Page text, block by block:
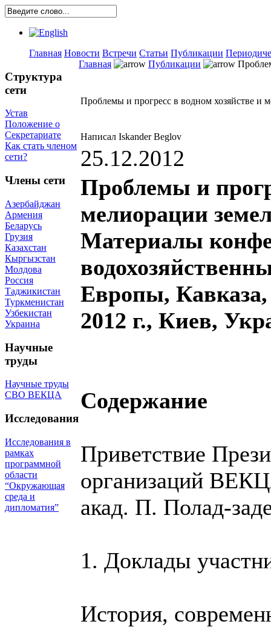
Главная Новости Встречи Статьи Публикации
Структура
сети
Устав
Положение о
Секретариате
Как стать членом
сети?
Члены сети
Азербайджан
Армения
Беларусь
Грузия
Казахстан
Кыргызстан
Молдова
Россия
Таджикистан
Туркменистан
Узбекистан
Украина
Научные
труды
Научные труды
СВО ВЕКЦА
Исследования
Исследования в
рамках
программной
области
“Окружающая
среда и
дипломатия”
Главная Публикации
Проблемы и прогресс в водном хозяйстве и
Написал Iskander Beglov
25.12.2012
Проблемы и
мелиорации
Материалы
Европы,
2012 г., Киев,
Содержание
Приветствие
организаций
акад. П. Полад-
1. Доклады
История,